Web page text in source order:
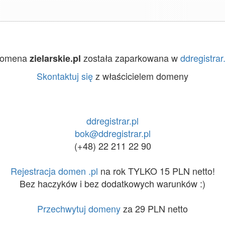
zielarskie.pl została zaparkowana w
Skontaktuj sięz właścicielem domeny
ddregistrar.pl
bok@ddregistrar.pl
(+48) 22 211 22 90
Rejestracja domen .pl na rok TYLKO 15 PLN netto!
Bez haczyków i bez dodatkowych warunków :)
Przechwytuj domenyza 29 PLN netto